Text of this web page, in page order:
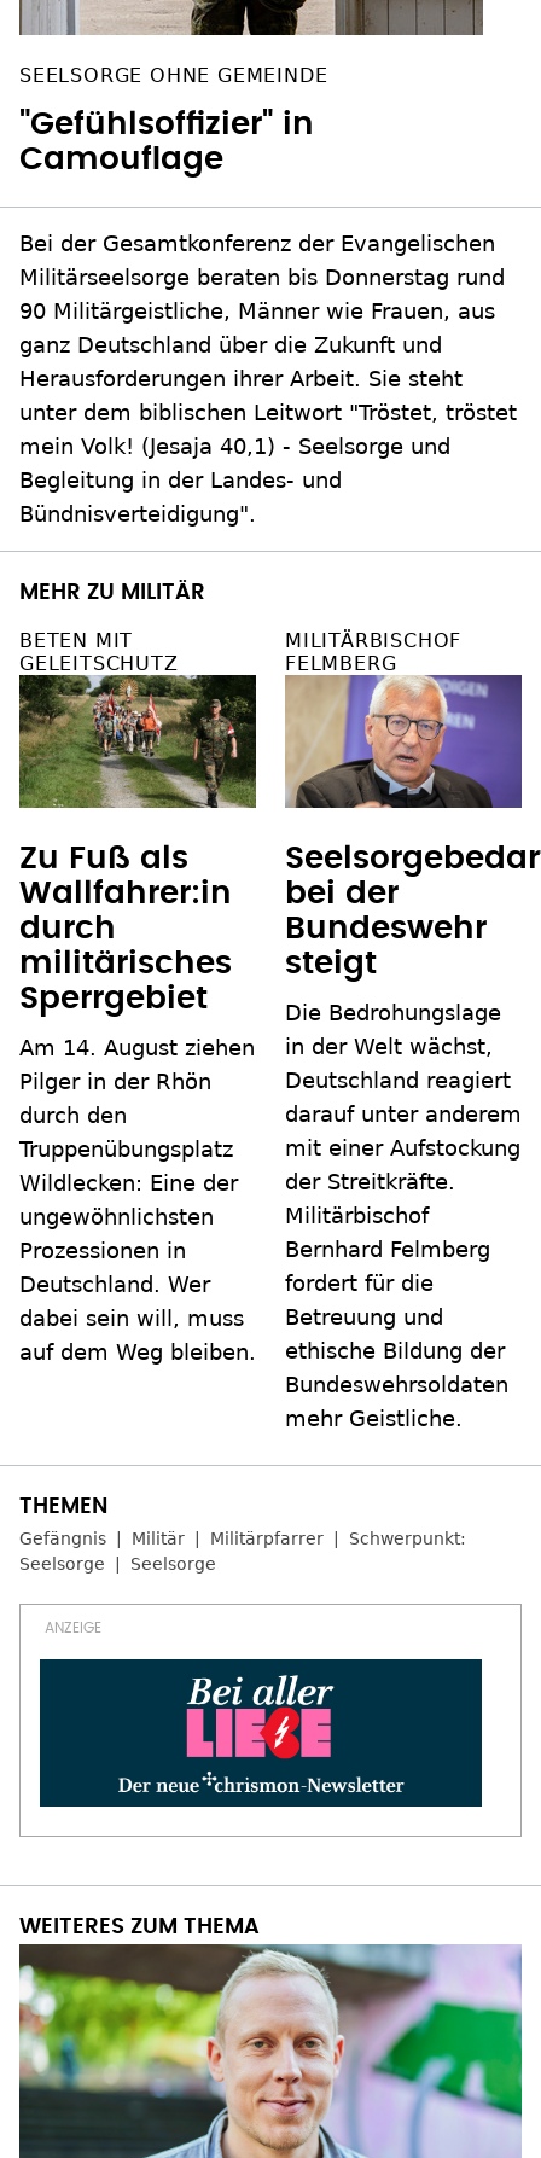
SEELSORGE OHNE GEMEINDE
"Gefühlsoffizier" in
Camouflage
Bei der Gesamtkonferenz der Evangelischen
Militärseelsorge beraten bis Donnerstag rund
90 Militärgeistliche, Männer wie Frauen, aus
ganz Deutschland über die Zukunft und
Herausforderungen ihrer Arbeit. Sie steht
unter dem biblischen Leitwort "Tröstet, tröstet
mein Volk! (Jesaja 40,1) - Seelsorge und
Begleitung in der Landes- und
Bündnisverteidigung".
MEHR ZU MILITÄR
BETEN MIT
GELEITSCHUTZ
Zu Fuß als
Wallfahrer:in
durch
militärisches
Sperrgebiet
Am 14. August ziehen
Pilger in der Rhön
durch den
Truppenübungsplatz
Wildlecken: Eine der
ungewöhnlichsten
Prozessionen in
Deutschland. Wer
dabei sein will, muss
auf dem Weg bleiben.
MILITÄRBISCHOF
FELMBERG
bei der
Bundeswehr
steigt
Die Bedrohungslage
in der Welt wächst,
Deutschland reagiert
darauf unter anderem
mit einer Aufstockung
der Streitkräfte.
Militärbischof
Bernhard Felmberg
fordert für die
Betreuung und
ethische Bildung der
Bundeswehrsoldaten
mehr Geistliche.
Gefängnis Militär Militärpfarrer
Schwerpunkt:
Seelsorge
Seelsorge
WEITERES ZUM THEMA